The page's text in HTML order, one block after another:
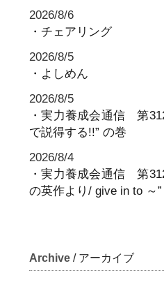
2026/8/6
・チェアリング
2026/8/5
・よしめん
2026/8/5
・実力養成会通信 第
で説得する!!” の巻
2026/8/4
・実力養成会通信 第
の英作より/ give in to ～
Archive / アーカイブ